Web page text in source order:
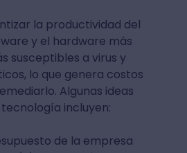
la productividad del
y el hardware más
susceptibles a virus y
lo que genera costos
Algunas ideas
incluyen:
de la empresa